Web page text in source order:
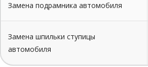
Замена подрамника автомобиля
Замена шпильки ступицы
автомобиля